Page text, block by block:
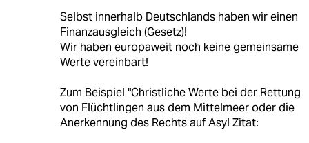
Selbst innerhalb Deutschlands haben wir einen
Finanzausgleich (Gesetz)!
Wir haben europaweit noch keine gemeinsame
Werte vereinbart!
Zum Beispiel "Christliche Werte bei der Rettung
von Flüchtlingen aus dem Mittelmeer oder die
Anerkennung des Rechts auf Asyl Zitat: